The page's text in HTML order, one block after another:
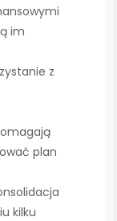
im
z
plan
kilku